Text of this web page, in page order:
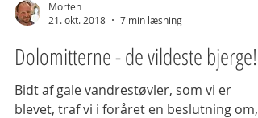
21. okt. 2018
7 min læsning
Dolomitterne - de vildeste bjerge!